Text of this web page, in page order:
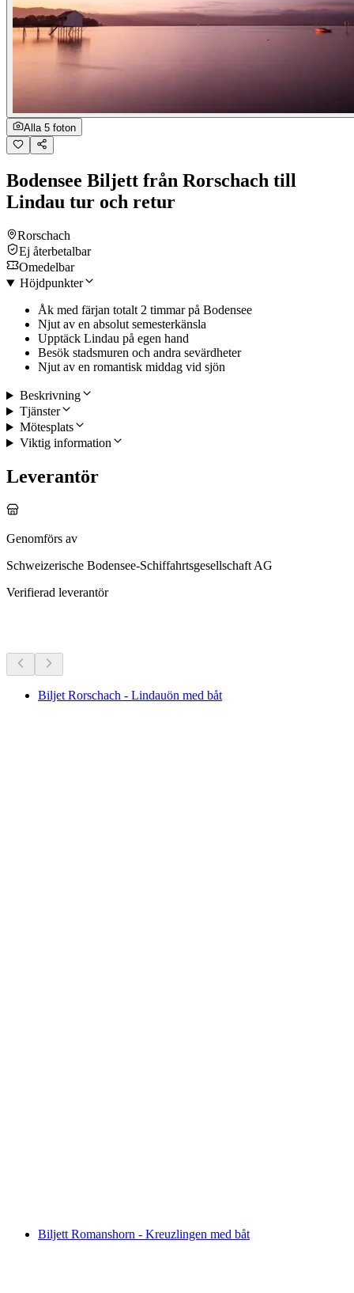
Alla 5 foton
Bodensee Biljett från Rorschach till
Lindau tur och retur
Rorschach
Ej återbetalbar
Omedelbar
Höjdpunkter
Åk med färjan totalt 2 timmar på Bodensee
Njut av en absolut semesterkänsla
Upptäck Lindau på egen hand
Besök stadsmuren och andra sevärdheter
Njut av en romantisk middag vid sjön
Beskrivning
Tjänster
Mötesplats
Viktig information
Leverantör
Genomförs av
Schweizerische Bodensee-Schiffahrtsgesellschaft AG
Verifierad leverantör
Biljet Rorschach - Lindauön med båt
Biljett Romanshorn - Kreuzlingen med båt